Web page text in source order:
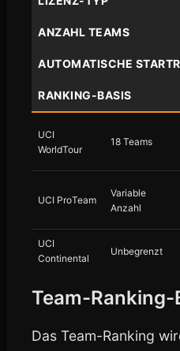
ANZAHL TEAMS
AUTOMATISCHE
RANKING-BASIS
UCI
WorldTour
18 Teams
UCI ProTeam
Variable
Anzahl
UCI
Continental
Unbegrenzt
Team-
Das Team-Ranking